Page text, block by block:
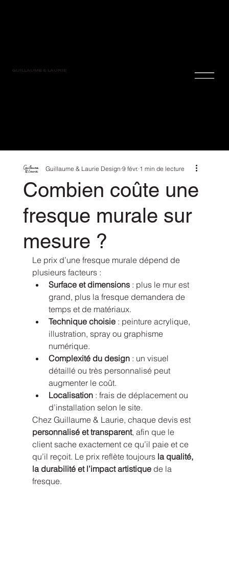
GUILLAUME & LAURIE
Combien coûte une
fresque murale sur
mesure ?
Guillaume & Laurie Design 9 févr. 1 min de lecture
Le prix d’une fresque murale dépend de
plusieurs facteurs :
Surface et dimensions : plus le mur est
grand, plus la fresque demandera de
temps et de matériaux.
Technique choisie : peinture acrylique,
illustration, spray ou graphisme
numérique.
Complexité du design : un visuel
détaillé ou très personnalisé peut
augmenter le coût.
Localisation : frais de déplacement ou
d’installation selon le site.
Chez Guillaume & Laurie, chaque devis est
personnalisé et transparent, afin que le
client sache exactement ce qu’il paie et ce
qu’il reçoit. Le prix reflète toujours la qualité,
la durabilité et l’impact artistique de la
fresque.